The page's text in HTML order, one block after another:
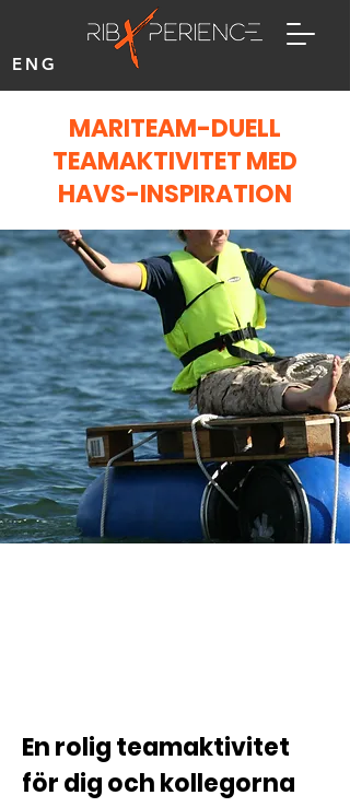
ENG
MARITEAM-DUELL
TEAMAKTIVITET MED
HAVS-INSPIRATION
En rolig teamaktivitet
för dig och kollegorna